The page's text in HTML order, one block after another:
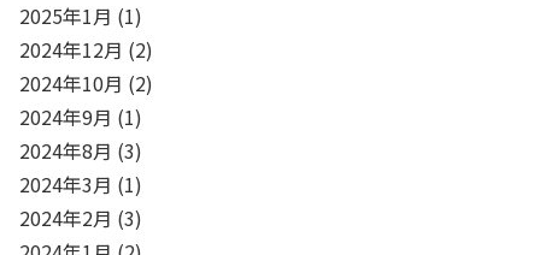
2025年1月 (1)
2024年12月 (2)
2024年10月 (2)
2024年9月 (1)
2024年8月 (3)
2024年3月 (1)
2024年2月 (3)